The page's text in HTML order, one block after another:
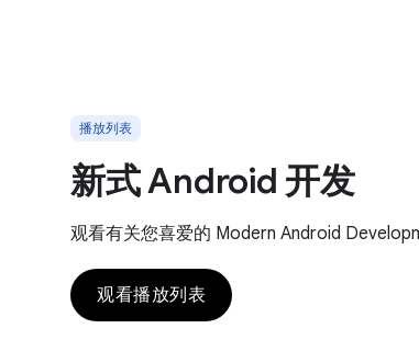
播放列表
新式 Android 开发
观看有关您喜爱的 Modern Android
观看播放列表